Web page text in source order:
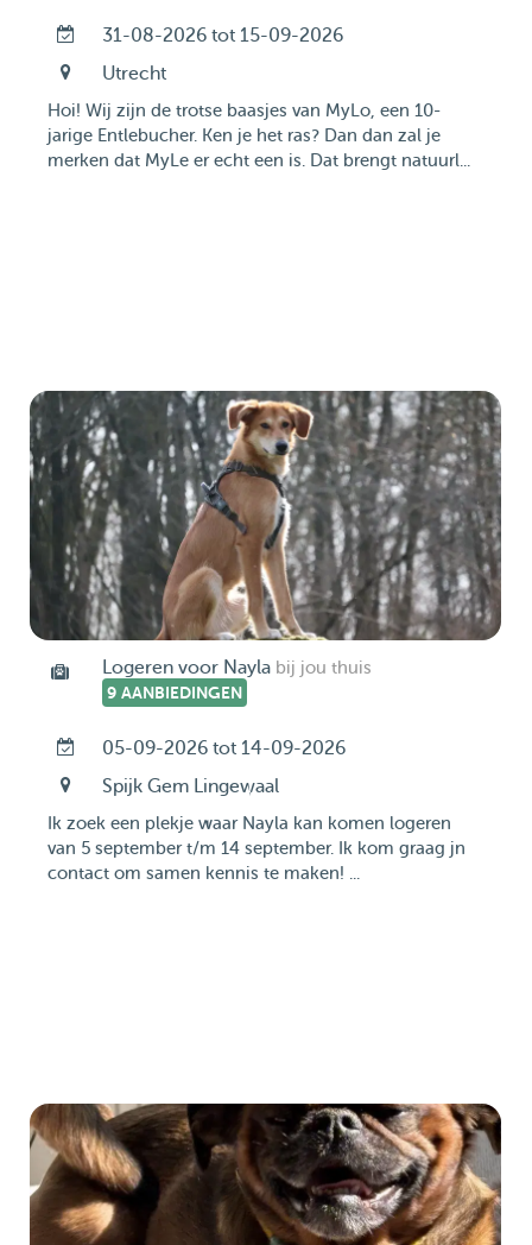
31-08-2026 tot 15-09-2026
Utrecht
Hoi! Wij zijn de trotse baasjes van MyLo, een 10-
jarige Entlebucher. Ken je het ras? Dan dan zal je
merken dat MyLe er echt een is. Dat brengt natuurl...
Logeren voor Nayla bij jou thuis
9 AANBIEDINGEN
05-09-2026 tot 14-09-2026
Spijk Gem Lingewaal
Ik zoek een plekje waar Nayla kan komen logeren
van 5 september t/m 14 september. Ik kom graag jn
contact om samen kennis te maken! ...